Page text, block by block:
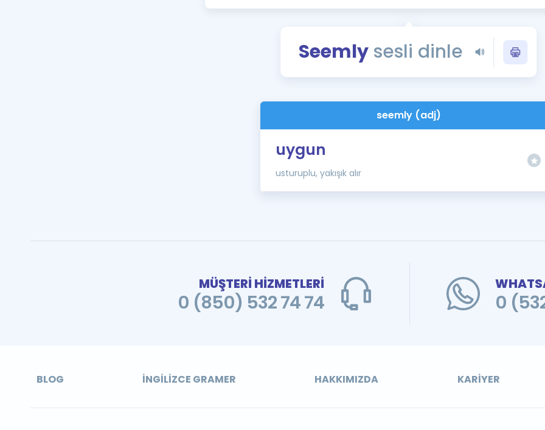
YDS - YÖKDİL
İngilizce Gramer
Seemly sesli dinle
seemly (adj)
uygun
usturuplu, yakışık alır
MÜŞTERİ HİZMETLERİ
0 (850) 532 74 74 0
BLOG İNGILIZCE GRAMER HAKKIMIZDA KARIYER